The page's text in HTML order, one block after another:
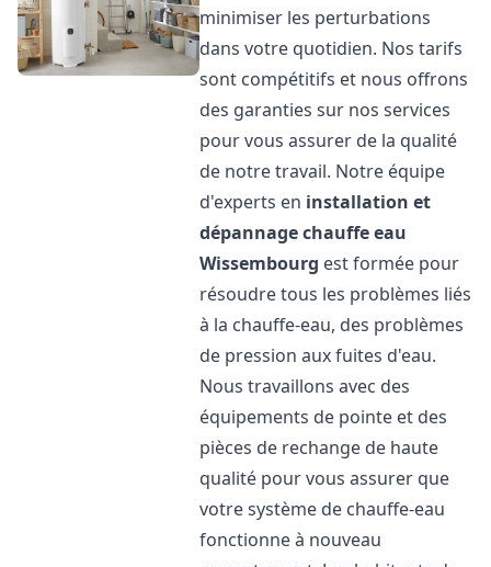
minimiser les perturbations
dans votre quotidien. Nos tarifs
sont compétitifs et nous offrons
des garanties sur nos services
pour vous assurer de la qualité
de notre travail. Notre équipe
d'experts en installation et
dépannage chauffe eau
Wissembourg est formée pour
résoudre tous les problèmes liés
à la chauffe-eau, des problèmes
de pression aux fuites d'eau.
Nous travaillons avec des
équipements de pointe et des
pièces de rechange de haute
qualité pour vous assurer que
votre système de chauffe-eau
fonctionne à nouveau